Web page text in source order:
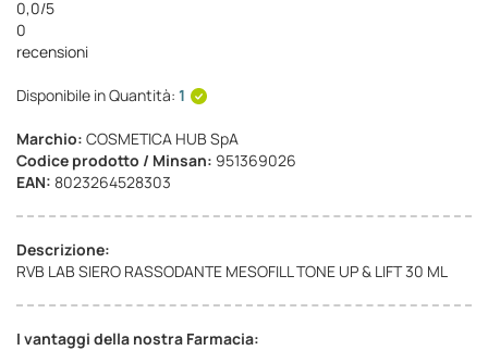
0,0/5
0
recensioni
Disponibile in Quantità: 1
Marchio: COSMETICA HUB SpA
Codice prodotto / Minsan: 951369026
EAN: 8023264528303
Descrizione:
RVB LAB SIERO RASSODANTE MESOFILL TONE UP & LIFT 30 ML
I vantaggi della nostra Farmacia: